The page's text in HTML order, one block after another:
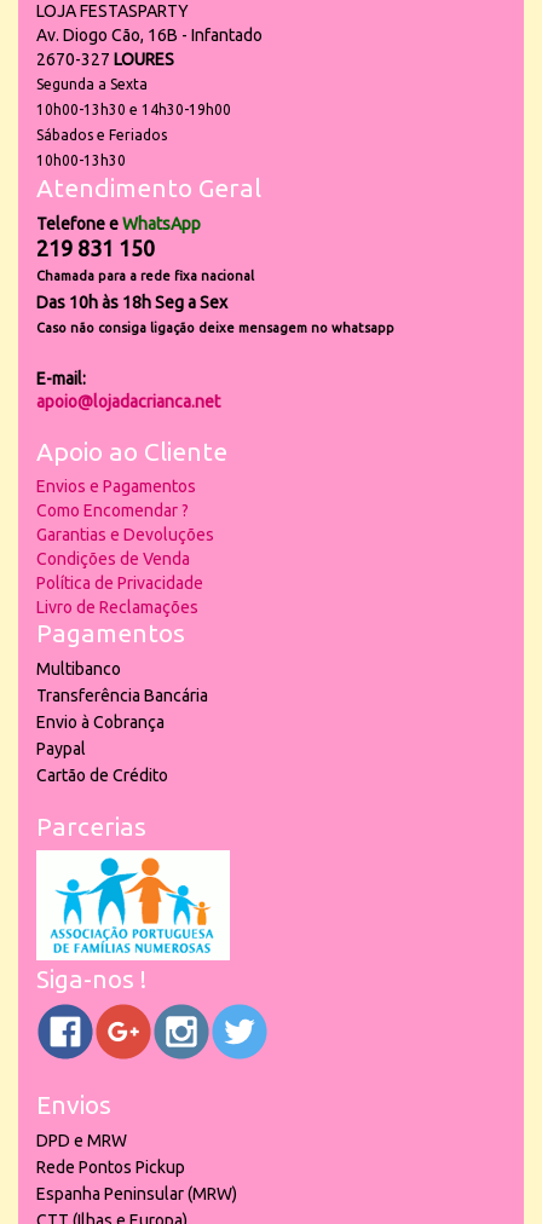
LOJA FESTASPARTY
Av. Diogo Cão, 16B - Infantado
2670-327 LOURES
Segunda a Sexta
10h00-13h30 e 14h30-19h00
Sábados e Feriados
10h00-13h30
Atendimento Geral
Telefone eWhatsApp
219 831 150
Chamada para a rede fixa nacional
Das 10h às 18h Seg a Sex
Caso não consiga ligação deixe mensagem no whatsapp
E-mail:
apoio@lojadacrianca.net
Apoio ao Cliente
Envios e Pagamentos
Como Encomendar ?
Garantias e Devoluções
Condições de Venda
Política de Privacidade
Livro de Reclamações
Pagamentos
Multibanco
Transferência Bancária
Envio à Cobrança
Paypal
Cartão de Crédito
Parcerias
Siga-nos !
Envios
DPD e MRW
Rede Pontos Pickup
Espanha Peninsular (MRW)